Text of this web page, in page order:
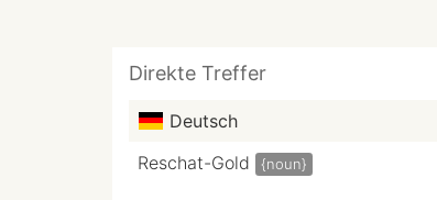
Direkte Treffer
Deutsch
Reschat-Gold
{noun}